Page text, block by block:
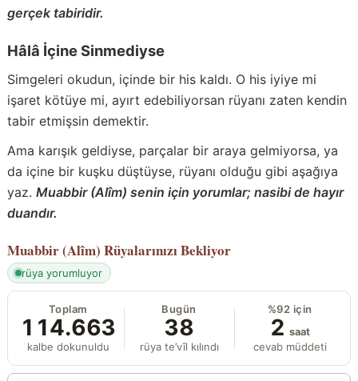
gerçek tabiridir.
Hâlâ İçine Sinmediyse
Simgeleri okudun, içinde bir his kaldı. O his iyiye mi
işaret kötüye mi, ayırt edebiliyorsan rüyanı zaten kendin
tabir etmişsin demektir.
Ama karışık geldiyse, parçalar bir araya gelmiyorsa, ya
da içine bir kuşku düştüyse, rüyanı olduğu gibi aşağıya
yaz. Muabbir (Alîm) senin için yorumlar; nasibi de hayır
duandır.
Muabbir (Alîm) Rüyalarınızı Bekliyor
rüya yorumluyor
Toplam
114.663
kalbe dokunuldu
Bugün
38
rüya te’vîl kılındı
%92 için
2 saat
cevab müddeti